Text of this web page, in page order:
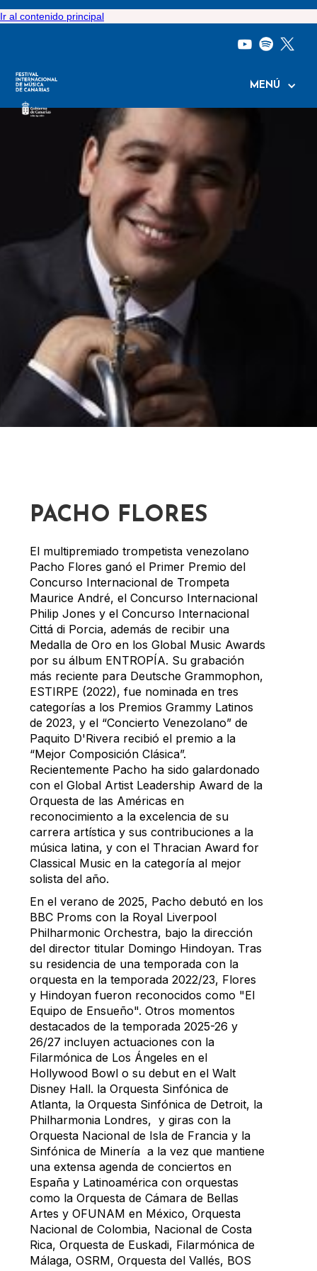
Ir al contenido principal
MENÚ
PACHO FLORES
El multipremiado trompetista venezolano
Pacho Flores ganó el Primer Premio del
Concurso Internacional de Trompeta
Maurice André, el Concurso Internacional
Philip Jones y el Concurso Internacional
Cittá di Porcia, además de recibir una
Medalla de Oro en los Global Music Awards
por su álbum ENTROPÍA. Su grabación
más reciente para Deutsche Grammophon,
ESTIRPE (2022), fue nominada en tres
categorías a los Premios Grammy Latinos
de 2023, y el “Concierto Venezolano” de
Paquito D'Rivera recibió el premio a la
“Mejor Composición Clásica”.
Recientemente Pacho ha sido galardonado
con el Global Artist Leadership Award de la
Orquesta de las Américas en
reconocimiento a la excelencia de su
carrera artística y sus contribuciones a la
música latina, y con el Thracian Award for
Classical Music en la categoría al mejor
solista del año.
En el verano de 2025, Pacho debutó en los
BBC Proms con la Royal Liverpool
Philharmonic Orchestra, bajo la dirección
del director titular Domingo Hindoyan. Tras
su residencia de una temporada con la
orquesta en la temporada 2022/23, Flores
y Hindoyan fueron reconocidos como "El
Equipo de Ensueño". Otros momentos
destacados de la temporada 2025-26 y
26/27 incluyen actuaciones con la
Filarmónica de Los Ángeles en el
Hollywood Bowl o su debut en el Walt
Disney Hall. la Orquesta Sinfónica de
Atlanta, la Orquesta Sinfónica de Detroit, la
Philharmonia Londres, y giras con la
Orquesta Nacional de Isla de Francia y la
Sinfónica de Minería a la vez que mantiene
una extensa agenda de conciertos en
España y Latinoamérica con orquestas
como la Orquesta de Cámara de Bellas
Artes y OFUNAM en México, Orquesta
Nacional de Colombia, Nacional de Costa
Rica, Orquesta de Euskadi, Filarmónica de
Málaga, OSRM, Orquesta del Vallés, BOS